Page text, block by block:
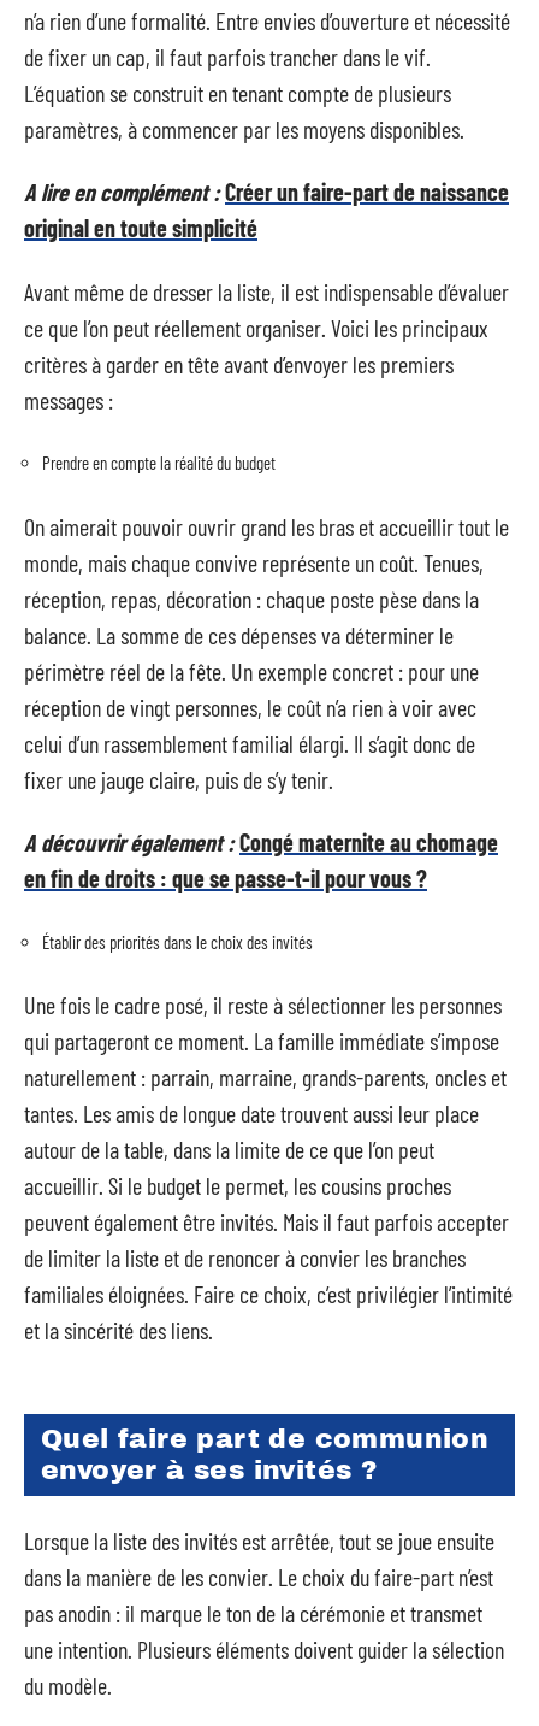
n’a rien d’une formalité. Entre envies d’ouverture et nécessité
de fixer un cap, il faut parfois trancher dans le vif.
L’équation se construit en tenant compte de plusieurs
paramètres, à commencer par les moyens disponibles.
A lire en complément :Créer un faire-part de naissance
original en toute simplicité
Avant même de dresser la liste, il est indispensable d’évaluer
ce que l’on peut réellement organiser. Voici les principaux
critères à garder en tête avant d’envoyer les premiers
messages :
Prendre en compte la réalité du budget
On aimerait pouvoir ouvrir grand les bras et accueillir tout le
monde, mais chaque convive représente un coût. Tenues,
réception, repas, décoration : chaque poste pèse dans la
balance. La somme de ces dépenses va déterminer le
périmètre réel de la fête. Un exemple concret : pour une
réception de vingt personnes, le coût n’a rien à voir avec
celui d’un rassemblement familial élargi. Il s’agit donc de
fixer une jauge claire, puis de s’y tenir.
A découvrir également :Congé maternite au chomage
en fin de droits : que se passe-t-il pour vous ?
Établir des priorités dans le choix des invités
Une fois le cadre posé, il reste à sélectionner les personnes
qui partageront ce moment. La famille immédiate s’impose
naturellement : parrain, marraine, grands-parents, oncles et
tantes. Les amis de longue date trouvent aussi leur place
autour de la table, dans la limite de ce que l’on peut
accueillir. Si le budget le permet, les cousins proches
peuvent également être invités. Mais il faut parfois accepter
de limiter la liste et de renoncer à convier les branches
familiales éloignées. Faire ce choix, c’est privilégier l’intimité
et la sincérité des liens.
Quel faire part de communion
envoyer à ses invités ?
Lorsque la liste des invités est arrêtée, tout se joue ensuite
dans la manière de les convier. Le choix du faire-part n’est
pas anodin : il marque le ton de la cérémonie et transmet
une intention. Plusieurs éléments doivent guider la sélection
du modèle.